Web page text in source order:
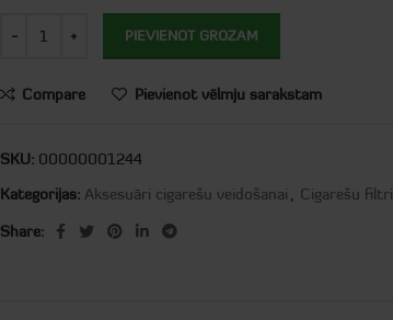
PIEVIENOT GROZAM
Compare Pievienot vēlmju sarakstam
SKU: 00000001244
Kategorijas: Aksesuāri cigarešu veidošanai , Cigarešu filtri
Share: